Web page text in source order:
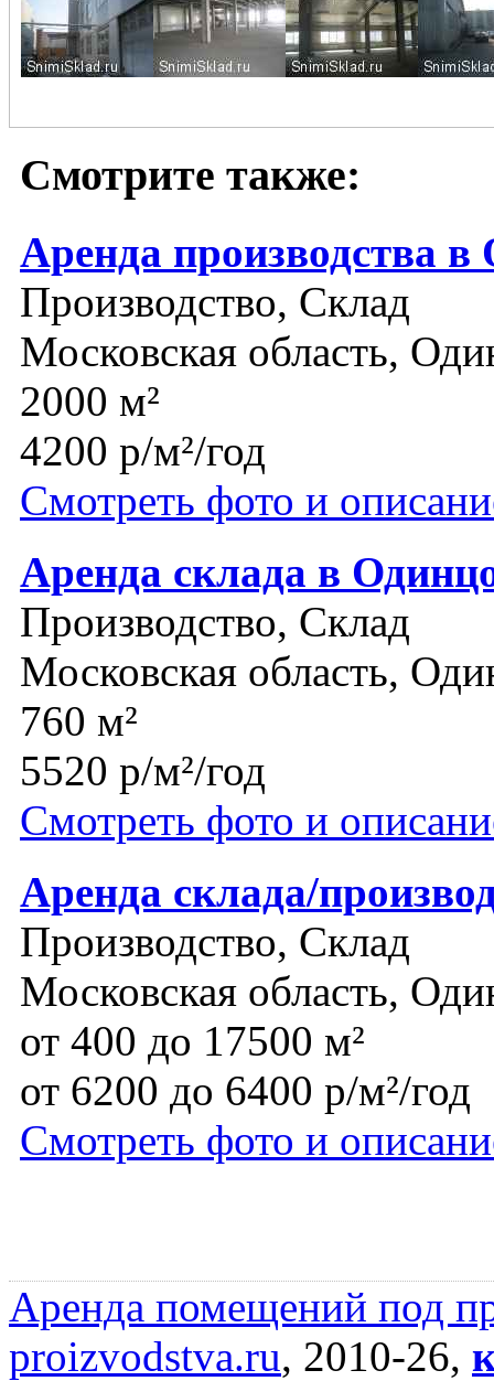
Смотрите также:
Аренда производства в
Производство, Склад
Московская область,
2000 м²
4200 р/м²/год
Смотреть фото и
Аренда склада в
Производство, Склад
Московская область,
760 м²
5520 р/м²/год
Смотреть фото и
Аренда склада/
Производство, Склад
Московская область,
от 400 до 17500 м²
от 6200 до 6400 р/м²/год
Смотреть фото и
Аренда помещений под
proizvodstva.ru, 2010-26,